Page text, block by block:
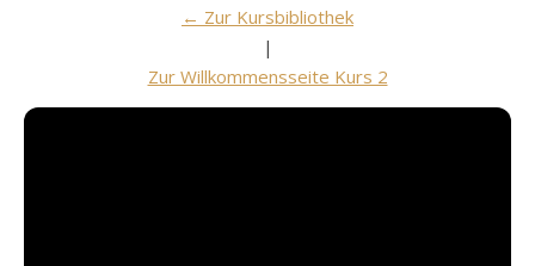
← Zur Kursbibliothek
|
Zur Willkommensseite Kurs 2